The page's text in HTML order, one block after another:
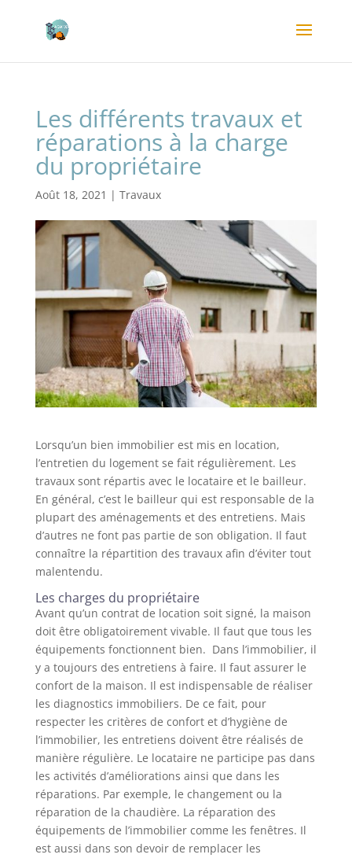
Les différents travaux et
réparations à la charge
du propriétaire
Août 18, 2021 | Travaux
Lorsqu’un bien immobilier est mis en location,
l’entretien du logement se fait régulièrement. Les
travaux sont répartis avec le locataire et le bailleur.
En général, c’est le bailleur qui est responsable de la
plupart des aménagements et des entretiens. Mais
d’autres ne font pas partie de son obligation. Il faut
connaître la répartition des travaux afin d’éviter tout
malentendu.
Les charges du propriétaire
Avant qu’un contrat de location soit signé, la maison
doit être obligatoirement vivable. Il faut que tous les
équipements fonctionnent bien. Dans l’immobilier, il
y a toujours des entretiens à faire. Il faut assurer le
confort de la maison. Il est indispensable de réaliser
les diagnostics immobiliers. De ce fait, pour
respecter les critères de confort et d’hygiène de
l’immobilier, les entretiens doivent être réalisés de
manière régulière. Le locataire ne participe pas dans
les activités d’améliorations ainsi que dans les
réparations. Par exemple, le changement ou la
réparation de la chaudière. La réparation des
équipements de l’immobilier comme les fenêtres. Il
est aussi dans son devoir de remplacer les